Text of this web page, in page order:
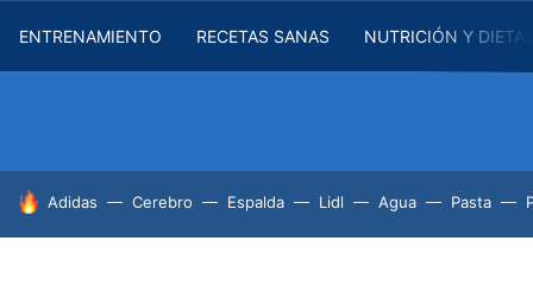
ENTRENAMIENTO RECETAS SANAS NUTRICIÓN Y
HOY SE HABLA DE
Adidas Cerebro Espalda Lidl Agua Pasta